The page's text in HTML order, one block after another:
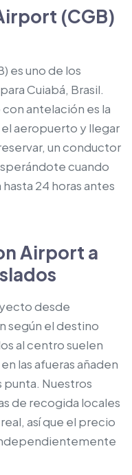
(CGB)
es uno de los
Cuiabá, Brasil.
antelación es la
aeropuerto y llegar
un conductor
cuando
24 horas antes
Airport a
desde
según el destino
al centro suelen
las afueras añaden
punta. Nuestros
de recogida locales
así que el precio